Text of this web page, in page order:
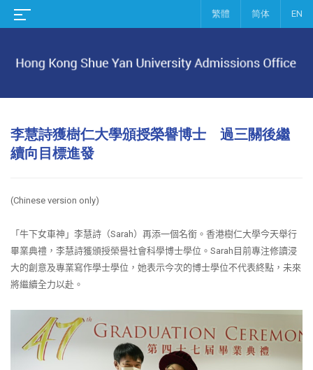
繁體 简体 EN
李慧詩獲樹仁大學頒授榮譽博士 過三關後繼
續向目標進發
(Chinese version only)
「牛下女車神」李慧詩（Sarah）再添一個名銜。香港樹仁大學今天舉行
畢業典禮，李慧詩獲頒授榮譽社會科學博士學位。 Sarah 目前專注修讀浸
大的創意及專業寫作學士學位，她表示今次的博士學位不代表終點，未來
將繼續全力以赴。